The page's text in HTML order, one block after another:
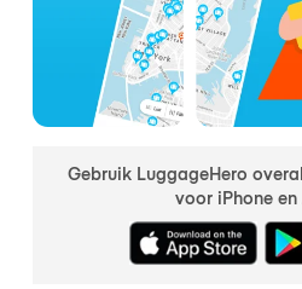
Gebruik LuggageHero
voor iPhone